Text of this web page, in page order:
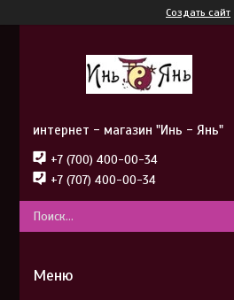
Создать сайт
интернет - магазин "Инь - Янь"
+7 (700) 400-00-34
+7 (707) 400-00-34